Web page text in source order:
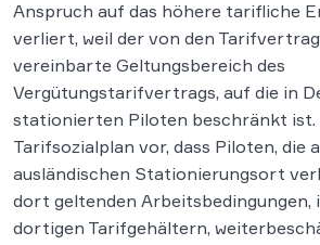
Anspruch auf das höhere tarifliche
verliert, weil der von den
vereinbarte Geltungsbereich des
Vergütungstarifvertrags, auf die in
stationierten Piloten beschränkt ist.
Tarifsozialplan vor, dass Piloten, die
ausländischen Stationierungsort
dort geltenden Arbeitsbedingungen,
dortigen Tarifgehältern,